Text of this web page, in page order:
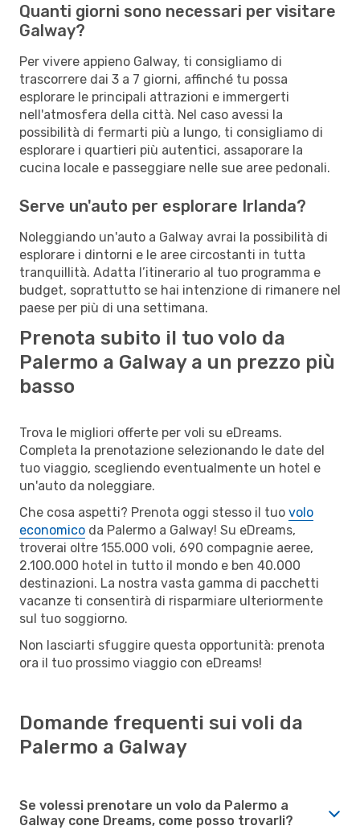
Quanti giorni sono necessari per visitare
Galway?
Per vivere appieno Galway, ti consigliamo di
trascorrere dai 3 a 7 giorni, affinché tu possa
esplorare le principali attrazioni e immergerti
nell'atmosfera della città. Nel caso avessi la
possibilità di fermarti più a lungo, ti consigliamo di
esplorare i quartieri più autentici, assaporare la
cucina locale e passeggiare nelle sue aree pedonali.
Serve un'auto per esplorare Irlanda?
Noleggiando un'auto a Galway avrai la possibilità di
esplorare i dintorni e le aree circostanti in tutta
tranquillità. Adatta l’itinerario al tuo programma e
budget, soprattutto se hai intenzione di rimanere nel
paese per più di una settimana.
Prenota subito il tuo volo da
Palermo a Galway a un prezzo più
basso
Trova le migliori offerte per voli su eDreams.
Completa la prenotazione selezionando le date del
tuo viaggio, scegliendo eventualmente un hotel e
un'auto da noleggiare.
Che cosa aspetti? Prenota oggi stesso il tuo volo
economico da Palermo a Galway! Su eDreams,
troverai oltre 155.000 voli, 690 compagnie aeree,
2.100.000 hotel in tutto il mondo e ben 40.000
destinazioni. La nostra vasta gamma di pacchetti
vacanze ti consentirà di risparmiare ulteriormente
sul tuo soggiorno.
Non lasciarti sfuggire questa opportunità: prenota
ora il tuo prossimo viaggio con eDreams!
Domande frequenti sui voli da
Palermo a Galway
Se volessi prenotare un volo da Palermo a
Galway cone Dreams, come posso trovarli?